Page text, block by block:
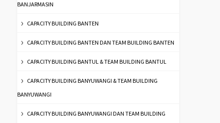
BANJARMASIN
CAPACITY BUILDING BANTEN
CAPACITY BUILDING BANTEN DAN TEAM BUILDING BANTEN
CAPACITY BUILDING BANTUL & TEAM BUILDING BANTUL
CAPACITY BUILDING BANYUWANGI & TEAM BUILDING
BANYUWANGI
CAPACITY BUILDING BANYUWANGI DAN TEAM BUILDING